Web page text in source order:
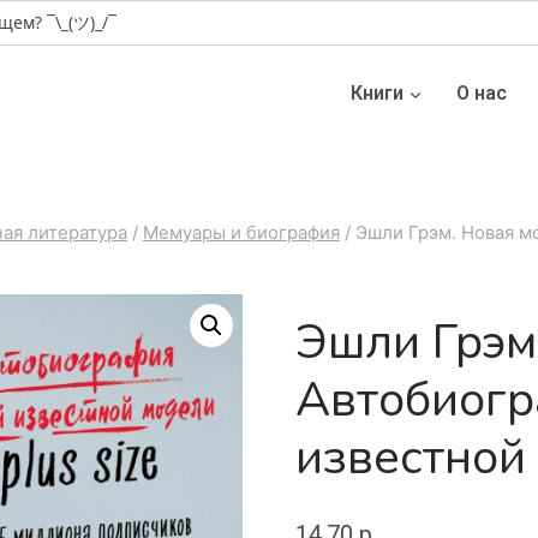
Книги О нас
литература / Мемуары и биография / Эшли Грэм. Новая
Эшли